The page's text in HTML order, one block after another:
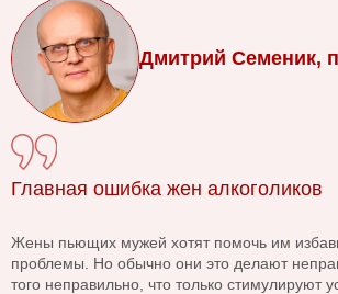
Дмитрий Семеник,
Главная ошибка жен алкоголиков
Жены пьющих мужей хотят помочь им
проблемы. Но обычно они это делают
того неправильно, что только стимулируют